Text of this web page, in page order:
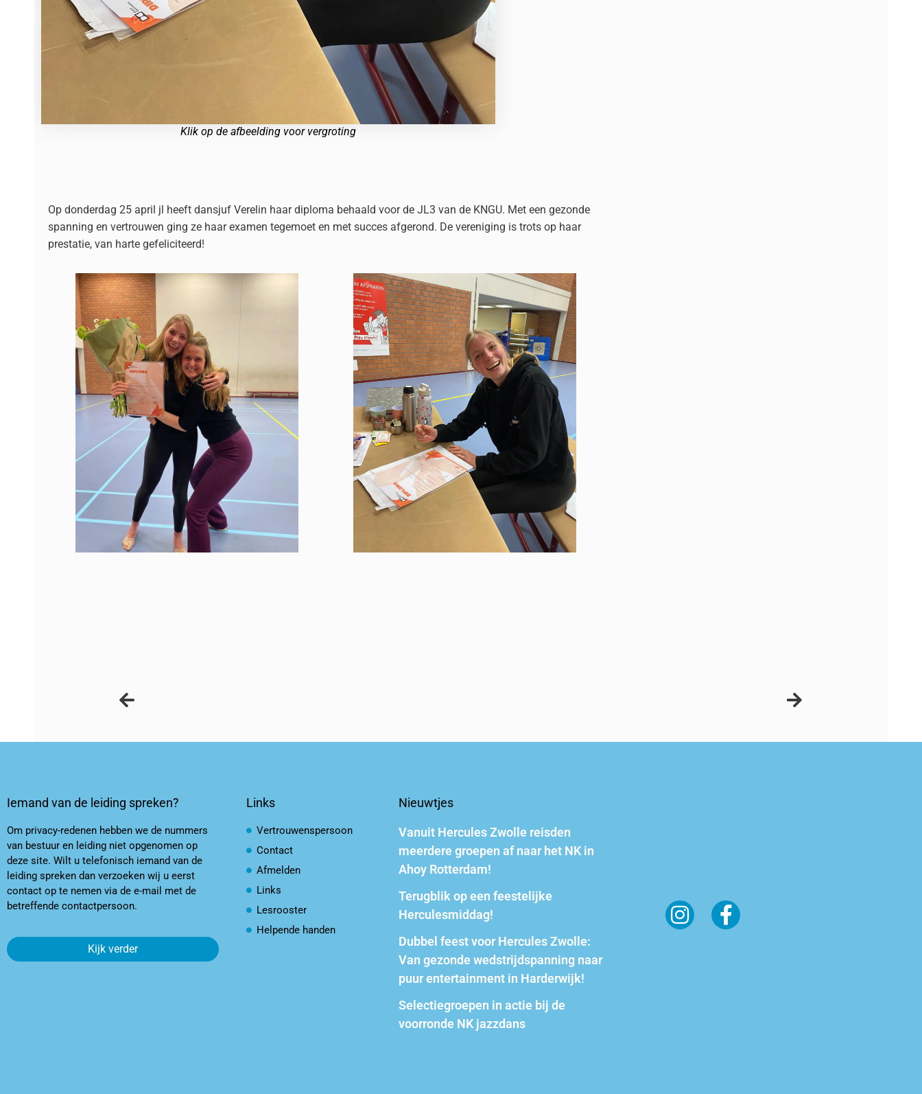
Klik op de afbeelding voor vergroting
Op donderdag 25 april jl heeft dansjuf Verelin haar diploma behaald voor de JL3 van de KNGU. Met een gezonde
spanning en vertrouwen ging ze haar examen tegemoet en met succes afgerond. De vereniging is trots op haar
prestatie, van harte gefeliciteerd!
Iemand van de leiding spreken?
Om privacy-redenen hebben we de nummers
van bestuur en leiding niet opgenomen op
deze site. Wilt u telefonisch iemand van de
leiding spreken dan verzoeken wij u eerst
contact op te nemen via de e-mail met de
betreffende contactpersoon.
Kijk verder
Links
Vertrouwenspersoon
Contact
Afmelden
Links
Lesrooster
Helpende handen
Nieuwtjes
Vanuit Hercules Zwolle reisden
meerdere groepen af naar het NK in
Ahoy Rotterdam!
Terugblik op een feestelijke
Herculesmiddag!
Dubbel feest voor Hercules Zwolle:
Van gezonde wedstrijdspanning naar
puur entertainment in Harderwijk!
Selectiegroepen in actie bij de
voorronde NK jazzdans